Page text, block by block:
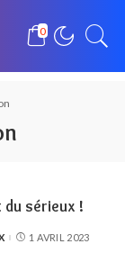
0
du sérieux !
1 AVRIL 2023